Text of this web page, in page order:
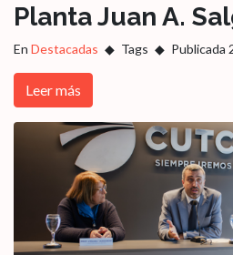
Planta Juan A.
En Destacadas Tags Publicada
Leer más